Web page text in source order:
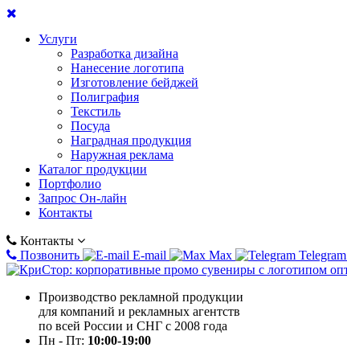
Услуги
Разработка дизайна
Нанесение логотипа
Изготовление бейджей
Полиграфия
Текстиль
Посуда
Наградная продукция
Наружная реклама
Каталог продукции
Портфолио
Запрос Он-лайн
Контакты
Контакты
Позвонить
E-mail Max Telegram
Производство рекламной продукции
для компаний и рекламных агентств
по всей России и СНГ с 2008 года
Пн - Пт: 10:00-19:00